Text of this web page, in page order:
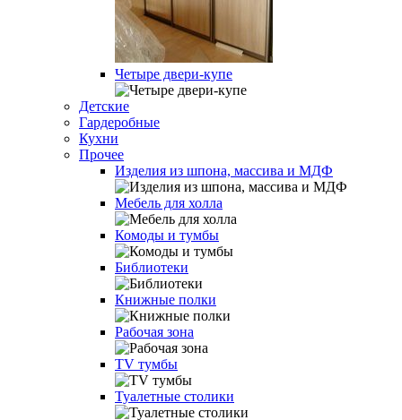
Четыре двери-купе
Детские
Гардеробные
Кухни
Прочее
Изделия из шпона, массива и МДФ
Мебель для холла
Комоды и тумбы
Библиотеки
Книжные полки
Рабочая зона
TV тумбы
Туалетные столики